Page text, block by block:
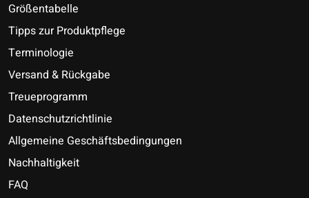
Größentabelle
Tipps zur Produktpflege
Terminologie
Versand & Rückgabe
Treueprogramm
Datenschutzrichtlinie
Allgemeine Geschäftsbedingungen
Nachhaltigkeit
FAQ